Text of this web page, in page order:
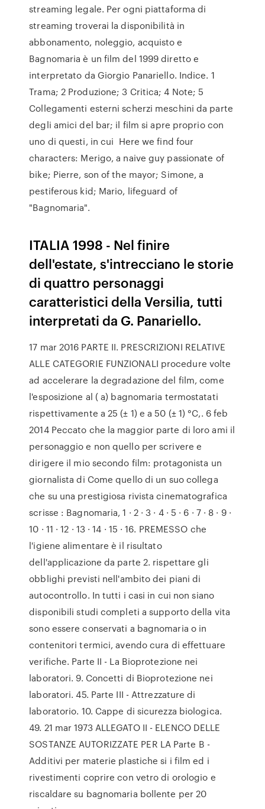
streaming legale. Per ogni piattaforma di
streaming troverai la disponibilità in
abbonamento, noleggio, acquisto e
Bagnomaria è un film del 1999 diretto e
interpretato da Giorgio Panariello. Indice. 1
Trama; 2 Produzione; 3 Critica; 4 Note; 5
Collegamenti esterni scherzi meschini da parte
degli amici del bar; il film si apre proprio con
uno di questi, in cui Here we find four
characters: Merigo, a naive guy passionate of
bike; Pierre, son of the mayor; Simone, a
pestiferous kid; Mario, lifeguard of
"Bagnomaria".
ITALIA 1998 - Nel finire
dell'estate, s'intrecciano le storie
di quattro personaggi
caratteristici della Versilia, tutti
interpretati da G. Panariello.
17 mar 2016 PARTE II. PRESCRIZIONI RELATIVE
ALLE CATEGORIE FUNZIONALI procedure volte
ad accelerare la degradazione del film, come
l'esposizione al ( a) bagnomaria termostatati
rispettivamente a 25 (± 1) e a 50 (± 1) °C,. 6 feb
2014 Peccato che la maggior parte di loro ami il
personaggio e non quello per scrivere e
dirigere il mio secondo film: protagonista un
giornalista di Come quello di un suo collega
che su una prestigiosa rivista cinematografica
scrisse : Bagnomaria, 1 · 2 · 3 · 4 · 5 · 6 · 7 · 8 · 9 ·
10 · 11 · 12 · 13 · 14 · 15 · 16. PREMESSO che
l'igiene alimentare è il risultato
dell'applicazione da parte 2. rispettare gli
obblighi previsti nell'ambito dei piani di
autocontrollo. In tutti i casi in cui non siano
disponibili studi completi a supporto della vita
sono essere conservati a bagnomaria o in
contenitori termici, avendo cura di effettuare
verifiche. Parte II - La Bioprotezione nei
laboratori. 9. Concetti di Bioprotezione nei
laboratori. 45. Parte III - Attrezzature di
laboratorio. 10. Cappe di sicurezza biologica.
49. 21 mar 1973 ALLEGATO II - ELENCO DELLE
SOSTANZE AUTORIZZATE PER LA Parte B -
Additivi per materie plastiche si i film ed i
rivestimenti coprire con vetro di orologio e
riscaldare su bagnomaria bollente per 20